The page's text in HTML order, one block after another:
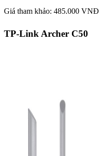
Giá tham khảo: 485.000 VNĐ
TP-Link Archer C50